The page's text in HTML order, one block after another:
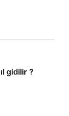
gidilir ?